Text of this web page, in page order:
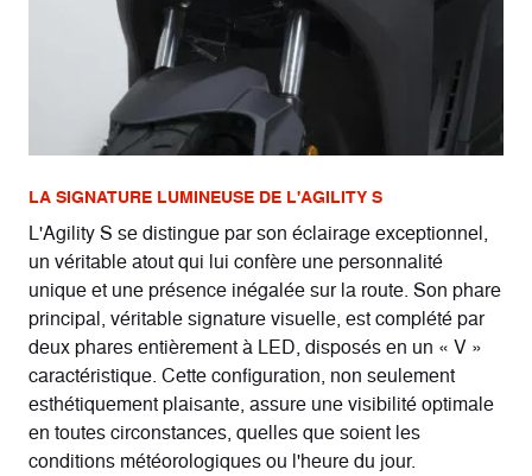
LA SIGNATURE LUMINEUSE DE L'AGILITY S
L'Agility S se distingue par son éclairage exceptionnel,
un véritable atout qui lui confère une personnalité
unique et une présence inégalée sur la route. Son phare
principal, véritable signature visuelle, est complété par
deux phares entièrement à LED, disposés en un « V »
caractéristique. Cette configuration, non seulement
esthétiquement plaisante, assure une visibilité optimale
en toutes circonstances, quelles que soient les
conditions météorologiques ou l'heure du jour.